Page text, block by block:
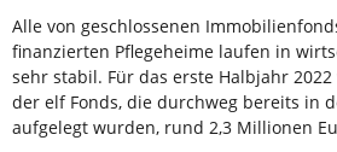
Alle von geschlossenen
finanzierten Pflegeheime laufen in
sehr stabil. Für das erste Halbjahr
der elf Fonds, die durchweg bereits in
aufgelegt wurden, rund 2,3 Millionen